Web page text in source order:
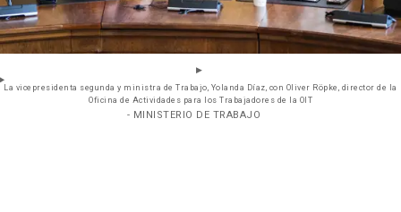
La vicepresidenta segunda y ministra de Trabajo, Yolanda Díaz, con Oliver Röpke, director de la
Oficina de Actividades para los Trabajadores de la OIT
- MINISTERIO DE TRABAJO